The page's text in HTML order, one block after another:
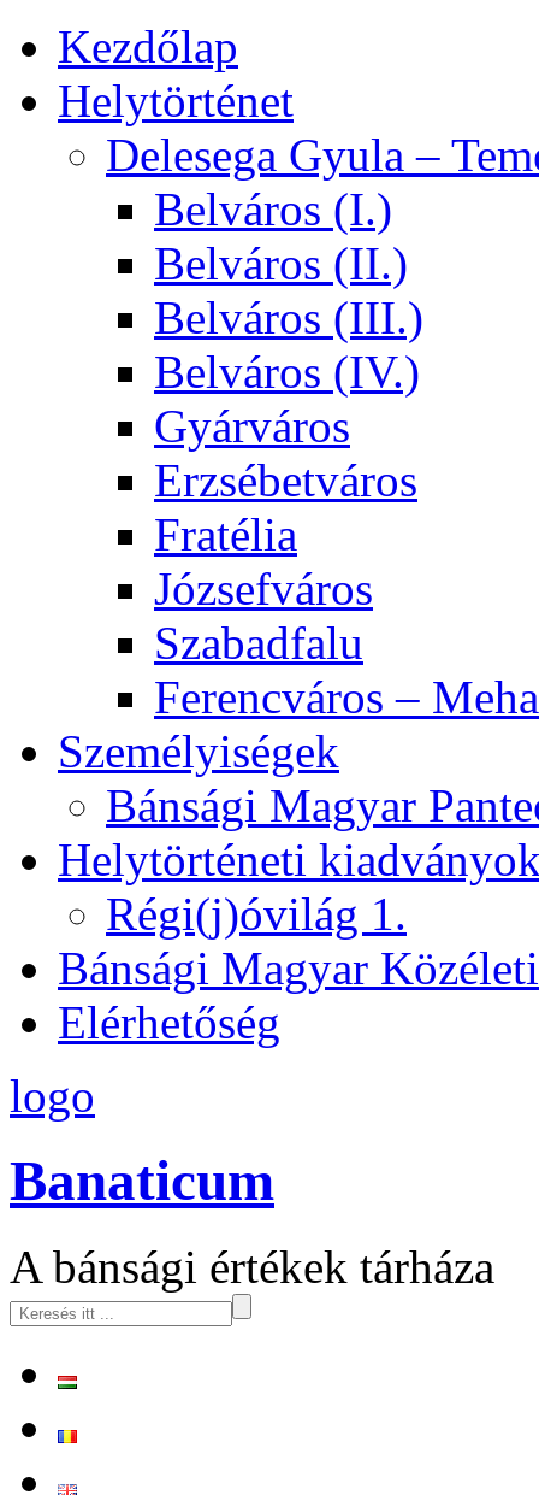
Kezdőlap
Helytörténet
Delesega Gyula –
Belváros (I.)
Belváros (II.)
Belváros (III.)
Belváros (IV.)
Gyárváros
Erzsébetváros
Fratélia
Józsefváros
Szabadfalu
Ferencváros –
Személyiségek
Bánsági Magyar
Helytörténeti
Régi(j)óvilág 1.
Bánsági Magyar
Elérhetőség
logo
Banaticum
A bánsági értékek tárháza